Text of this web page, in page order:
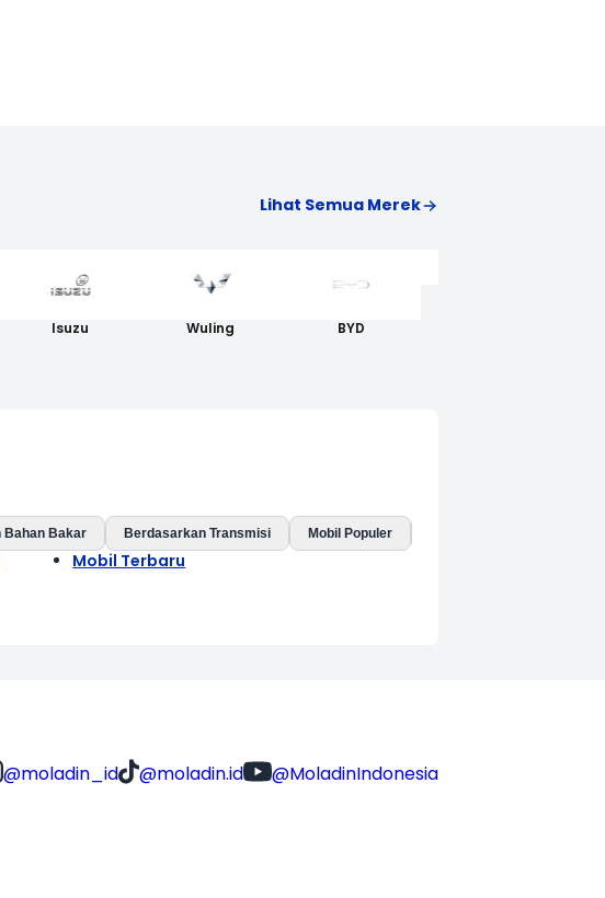
Lihat Semua Merek
Isuzu Wuling BYD
Bakar Berdasarkan Transmisi Mobil Populer
Mobil Terbaru
@moladin_id @moladin.id @MoladinIndonesia